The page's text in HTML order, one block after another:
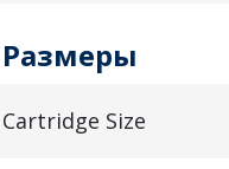
Размеры
Cartridge Size